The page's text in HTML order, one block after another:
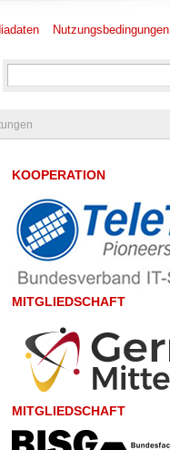
Nutzungsbedingungen
KOOPERATION
MITGLIEDSCHAFT
MITGLIEDSCHAFT